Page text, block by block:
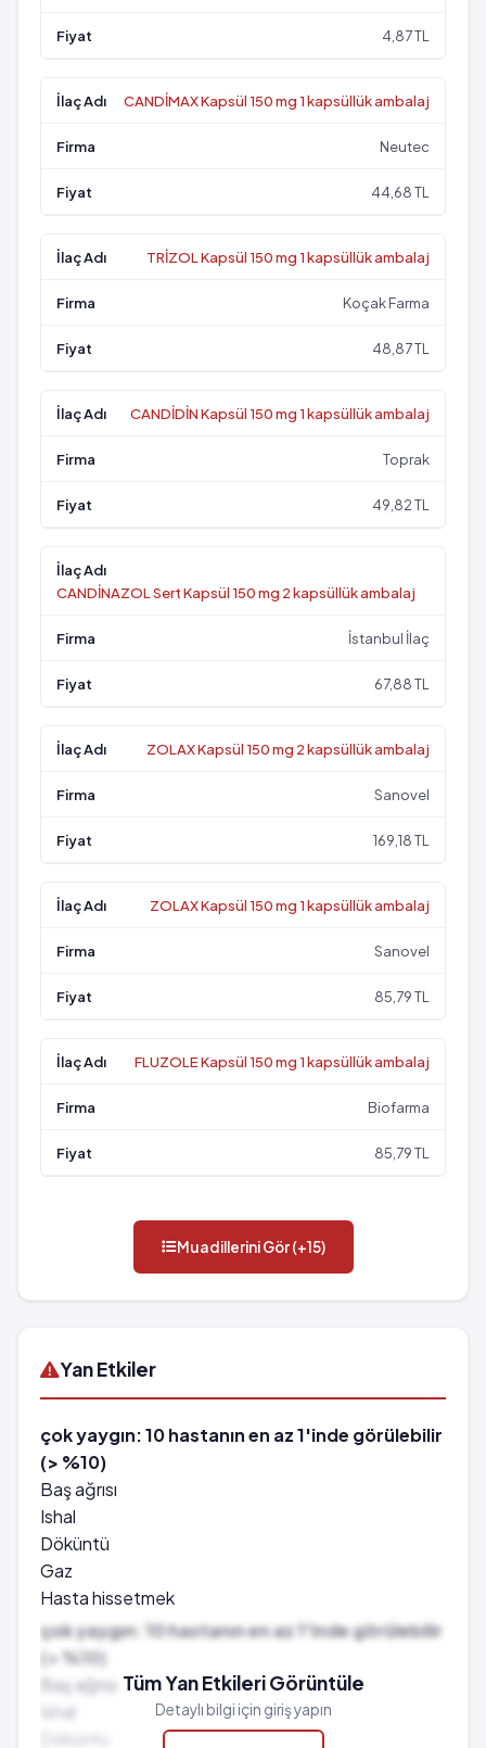
4,87 TL
CANDİMAX Kapsül 150 mg 1 kapsüllük ambalaj
Neutec
44,68 TL
TRİZOL Kapsül 150 mg 1 kapsüllük ambalaj
Koçak Farma
48,87 TL
CANDİDİN Kapsül 150 mg 1 kapsüllük ambalaj
Toprak
49,82 TL
CANDİNAZOL Sert Kapsül 150 mg 2 kapsüllük ambalaj
İstanbul İlaç
67,88 TL
ZOLAX Kapsül 150 mg 2 kapsüllük ambalaj
Sanovel
169,18 TL
ZOLAX Kapsül 150 mg 1 kapsüllük ambalaj
Sanovel
85,79 TL
FLUZOLE Kapsül 150 mg 1 kapsüllük ambalaj
Biofarma
85,79 TL
Muadillerini Gör (+15)
Yan Etkiler
çok yaygın: 10 hastanın en az 1'inde görülebilir
(> %10)
Baş ağrısı
Ishal
Döküntü
Gaz
Hasta hissetmek
Midede rahatsızlık
Genel yan etkiler
Sersemlik
Yorgunluk
Uykusuzluk
çok yaygın: 10 hastanın en az 1'inde görülebilir
(> %10)
Baş ağrısı
Ishal
Tüm Yan Etkileri Görüntüle
Detaylı bilgi için giriş yapın